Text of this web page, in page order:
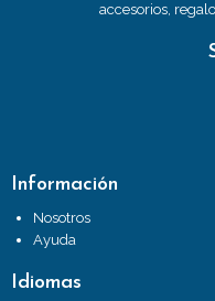
accesorios,
Información
Nosotros
Ayuda
Idiomas